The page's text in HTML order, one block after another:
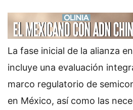
La fase inicial de la alianza
incluye una evaluación
marco regulatorio de
en México, así como las